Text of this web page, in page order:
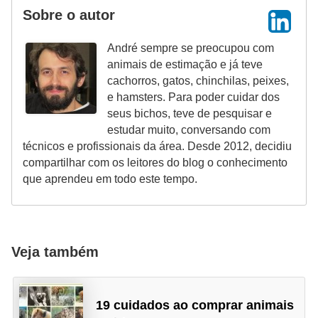
Sobre o autor
André sempre se preocupou com
animais de estimação e já teve
cachorros, gatos, chinchilas, peixes,
e hamsters. Para poder cuidar dos
seus bichos, teve de pesquisar e
estudar muito, conversando com
técnicos e profissionais da área. Desde 2012, decidiu
compartilhar com os leitores do blog o conhecimento
que aprendeu em todo este tempo.
Veja também
19 cuidados ao comprar animais
ã
R
a
o
e
m
e
n